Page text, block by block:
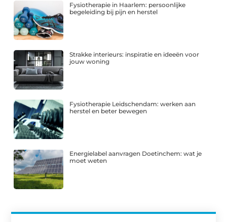
Fysiotherapie in Haarlem: persoonlijke
begeleiding bij pijn en herstel
Strakke interieurs: inspiratie en ideeën voor
jouw woning
Fysiotherapie Leidschendam: werken aan
herstel en beter bewegen
Energielabel aanvragen Doetinchem: wat je
moet weten